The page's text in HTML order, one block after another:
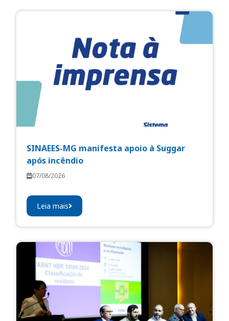
SINAEES-MG manifesta apoio à Suggar
após incêndio
07/08/2026
Leia mais